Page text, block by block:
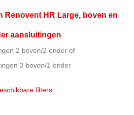
Renovent HR Large, boven en
aansluitingen
2 boven/2 onder of
3 boven/1 onder
filters